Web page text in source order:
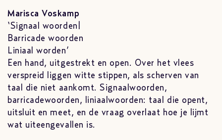
Marisca Voskamp
‘Signaal woorden|
Barricade woorden
Liniaal worden’
Een hand, uitgestrekt en open. Over het vlees
verspreid liggen witte stippen, als scherven van
taal die niet aankomt. Signaalwoorden,
barricadewoorden, liniaalwoorden: taal die opent,
uitsluit en meet, en de vraag overlaat hoe je lijmt
wat uiteengevallen is.